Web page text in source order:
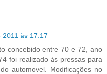
2011 às 17:17
concebido entre 70 e 72, ano
foi realizado às pressas para
automovel. Modificações no